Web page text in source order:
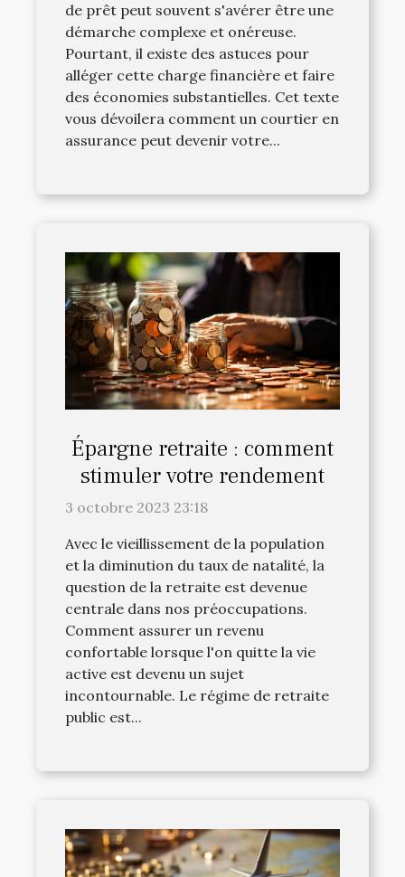
de prêt peut souvent s'avérer être une
démarche complexe et onéreuse.
Pourtant, il existe des astuces pour
alléger cette charge financière et faire
des économies substantielles. Cet texte
vous dévoilera comment un courtier en
assurance peut devenir votre...
Épargne retraite : comment
stimuler votre rendement
3 octobre 2023 23:18
Avec le vieillissement de la population
et la diminution du taux de natalité, la
question de la retraite est devenue
centrale dans nos préoccupations.
Comment assurer un revenu
confortable lorsque l'on quitte la vie
active est devenu un sujet
incontournable. Le régime de retraite
public est...